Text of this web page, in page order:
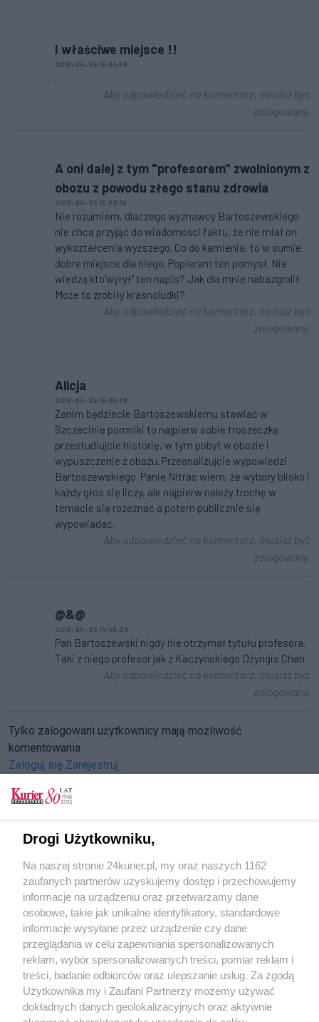
I właściwe miejsce !!
2018-04-25 15:04:56
.
Aby odpowiedzieć na komentarz, musisz być
zalogowany.
A oni dalej z tym "profesorem" zwolnionym z
obozu z powodu złego stanu zdrowia
2018-04-25 15:02:16
Nie rozumiem, dlaczego wyznawcy Bartoszewskiego
nie chcą przyjąć do wiadomości faktu, że nie miał on
wykształcenia wyższego. Co do kamienia, to w sumie
dobre miejsce dla niego. Popieram ten pomysł. Nie
wiedzą kto'wyrył" ten napis? Jak dla mnie nabazgrolił.
Może to zrobiły krasnoludki?
Aby odpowiedzieć na komentarz, musisz być
zalogowany.
Alicja
2018-04-25 15:00:39
Zanim będziecie Bartoszewskiemu stawiać w
Szczecinie pomniki to najpierw sobie troszeczkę
przestudiujcie historię, w tym pobyt w obozie i
wypuszczenie z obozu. Przeanalizujcie wypowiedzi
Bartoszewskiego. Panie Nitras wiem, że wybory blisko i
każdy głos się liczy, ale najpierw należy trochę w
temacie się rozeznać a potem publicznie się
wypowiadać.
Aby odpowiedzieć na komentarz, musisz być
zalogowany.
@&@
2018-04-25 14:45:29
Pan Bartoszewski nigdy nie otrzymał tytułu profesora.
Taki z niego profesor jak z Kaczyńskiego Dżyngis Chan.
Aby odpowiedzieć na komentarz, musisz być
zalogowany.
Tylko zalogowani użytkownicy mają możliwość
komentowania
Zaloguj się Zarejestruj
CZYTAJ TAKŻE
Uczcili rocznicę śmierci prof. Bartoszewskiego
Pamiętają o profesorze Bartoszewskim
POGODA
20℃
Zobacz prognozę na 3 dni
Drogi Użytkowniku,
Na naszej stronie 24kurier.pl, my oraz naszych 1162
zaufanych partnerów uzyskujemy dostęp i przechowujemy
informacje na urządzeniu oraz przetwarzamy dane
osobowe, takie jak unikalne identyfikatory, standardowe
informacje wysyłane przez urządzenie czy dane
przeglądania w celu zapewniania spersonalizowanych
reklam, wybór spersonalizowanych treści, pomiar reklam i
treści, badanie odbiorców oraz ulepszanie usług. Za zgodą
Użytkownika my i Zaufani Partnerzy możemy używać
dokładnych danych geolokalizacyjnych oraz aktywnie